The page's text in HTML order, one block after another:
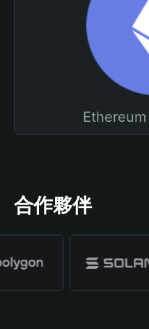
Ethereum
合作夥伴